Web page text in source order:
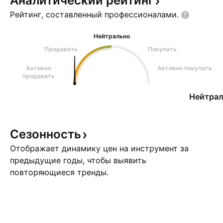
Рейтинг, составленный профессионалами.
Нейтрально
Продавать
Покупать
Активно
продавать
Активно покупать
Сезонность
Отображает динамику цен на инструмент за
предыдущие годы, чтобы выявить
повторяющиеся тренды.